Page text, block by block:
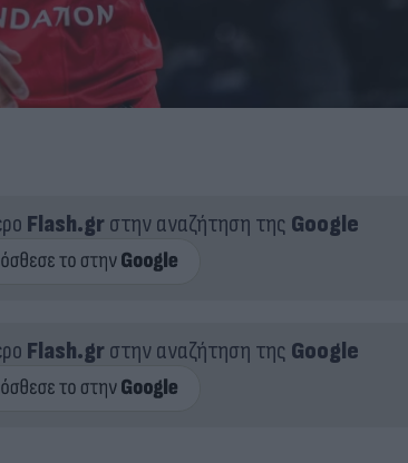
Flash.grστην αναζήτηση της Google
Flash.grστην αναζήτηση της Google